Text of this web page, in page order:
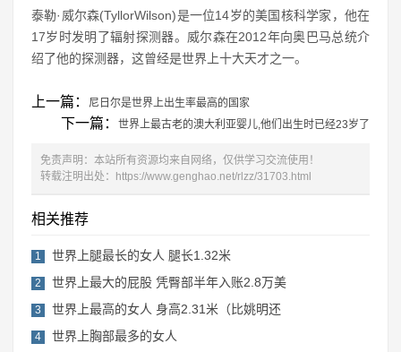
泰勒·威尔森(TyllorWilson)是一位14岁的美国核科学家，他在
17岁时发明了辐射探测器。威尔森在2012年向奥巴马总统介
绍了他的探测器，这曾经是世界上十大天才之一。
上一篇： 尼日尔是世界上出生率最高的国家
下一篇： 世界上最古老的澳大利亚婴儿,他们出生时已经23岁了
免责声明：本站所有资源均来自网络，仅供学习交流使用！
转载注明出处：
https://www.genghao.net/rlzz/31703.html
相关推荐
1 世界上腿最长的女人 腿长1.32米
2 世界上最大的屁股 凭臀部半年入账2.8万美
3 世界上最高的女人 身高2.31米（比姚明还
4 世界上胸部最多的女人